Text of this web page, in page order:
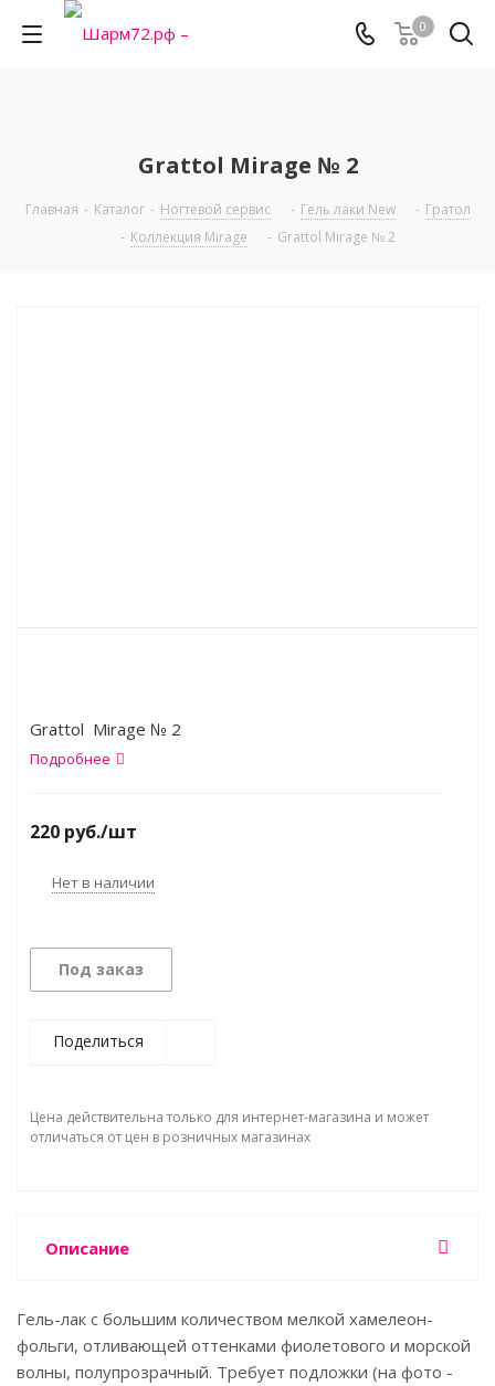
0
Grattol Mirage № 2
Главная - Каталог - Ногтевой сервис - Гель лаки New - Гратол
- Коллекция Mirage - Grattol Mirage № 2
Grattol Mirage № 2
Подробнее
220 руб./шт
Нет в наличии
Под заказ
Поделиться
Цена действительна только для интернет-магазина и может
отличаться от цен в розничных магазинах
Описание
Гель-лак с большим количеством мелкой хамелеон-
фольги, отливающей оттенками фиолетового и морской
волны, полупрозрачный. Требует подложки (на фото -